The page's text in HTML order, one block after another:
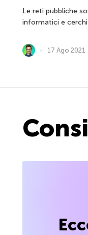
Le reti pubbliche
informatici e
17 Ago 2021